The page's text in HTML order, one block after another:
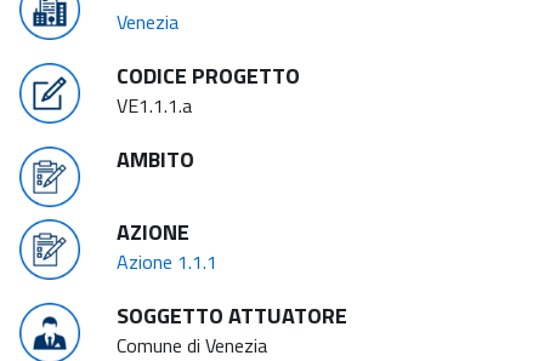
Venezia
CODICE PROGETTO
VE1.1.1.a
AMBITO
AZIONE
Azione 1.1.1
SOGGETTO ATTUATORE
Comune di Venezia